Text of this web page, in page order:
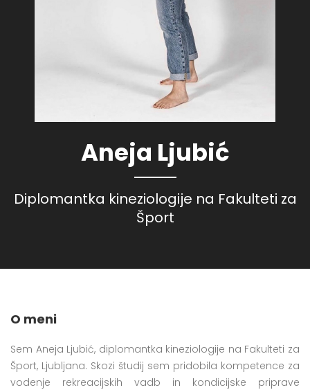
Aneja Ljubić
Diplomantka kineziologije na Fakulteti za
Šport
O meni
Sem Aneja Ljubić, diplomantka kineziologije na Fakulteti za
Šport, Ljubljana. Skozi študij sem pridobila kompetence za
vodenje rekreacijskih vadb in kondicijske priprave